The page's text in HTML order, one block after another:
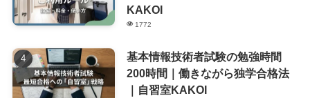
KAKOI
1772
基本情報技術者試験の勉強時間
200時間｜働きながら独学合格法
｜自習室KAKOI